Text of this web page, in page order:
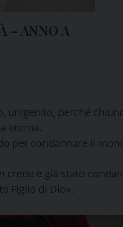
– ANNO A
unigenito, perché
eterna.
per condannare il
crede è già stato
Figlio di Dio».